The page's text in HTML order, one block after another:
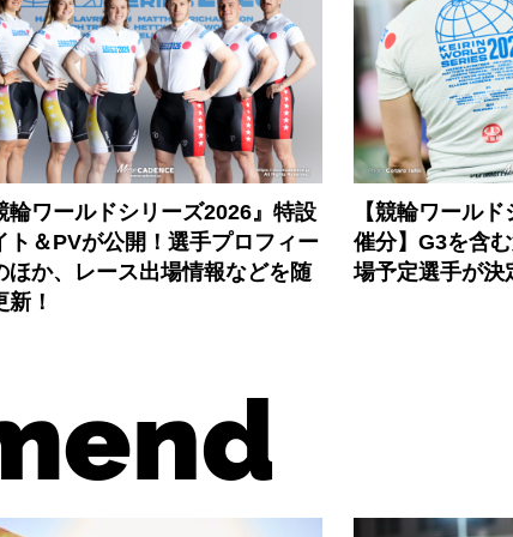
輪ワールドシリーズ2026』特設
ト＆PVが公開！選手プロフィー
ほか、レース出場情報などを随
新！
【競輪ワール
催分】G3を含
場予定選手が決